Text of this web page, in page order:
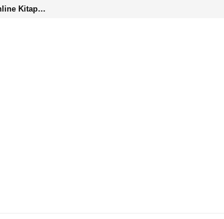
Kitap…